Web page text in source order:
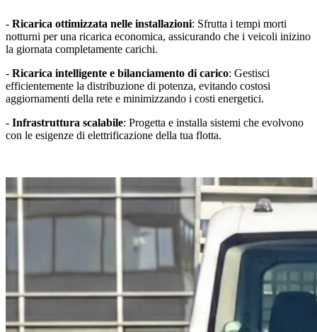
- Ricarica ottimizzata nelle installazioni: Sfrutta i tempi morti
notturni per una ricarica economica, assicurando che i veicoli inizino
la giornata completamente carichi.
- Ricarica intelligente e bilanciamento di carico: Gestisci
efficientemente la distribuzione di potenza, evitando costosi
aggiornamenti della rete e minimizzando i costi energetici.
- Infrastruttura scalabile: Progetta e installa sistemi che evolvono
con le esigenze di elettrificazione della tua flotta.